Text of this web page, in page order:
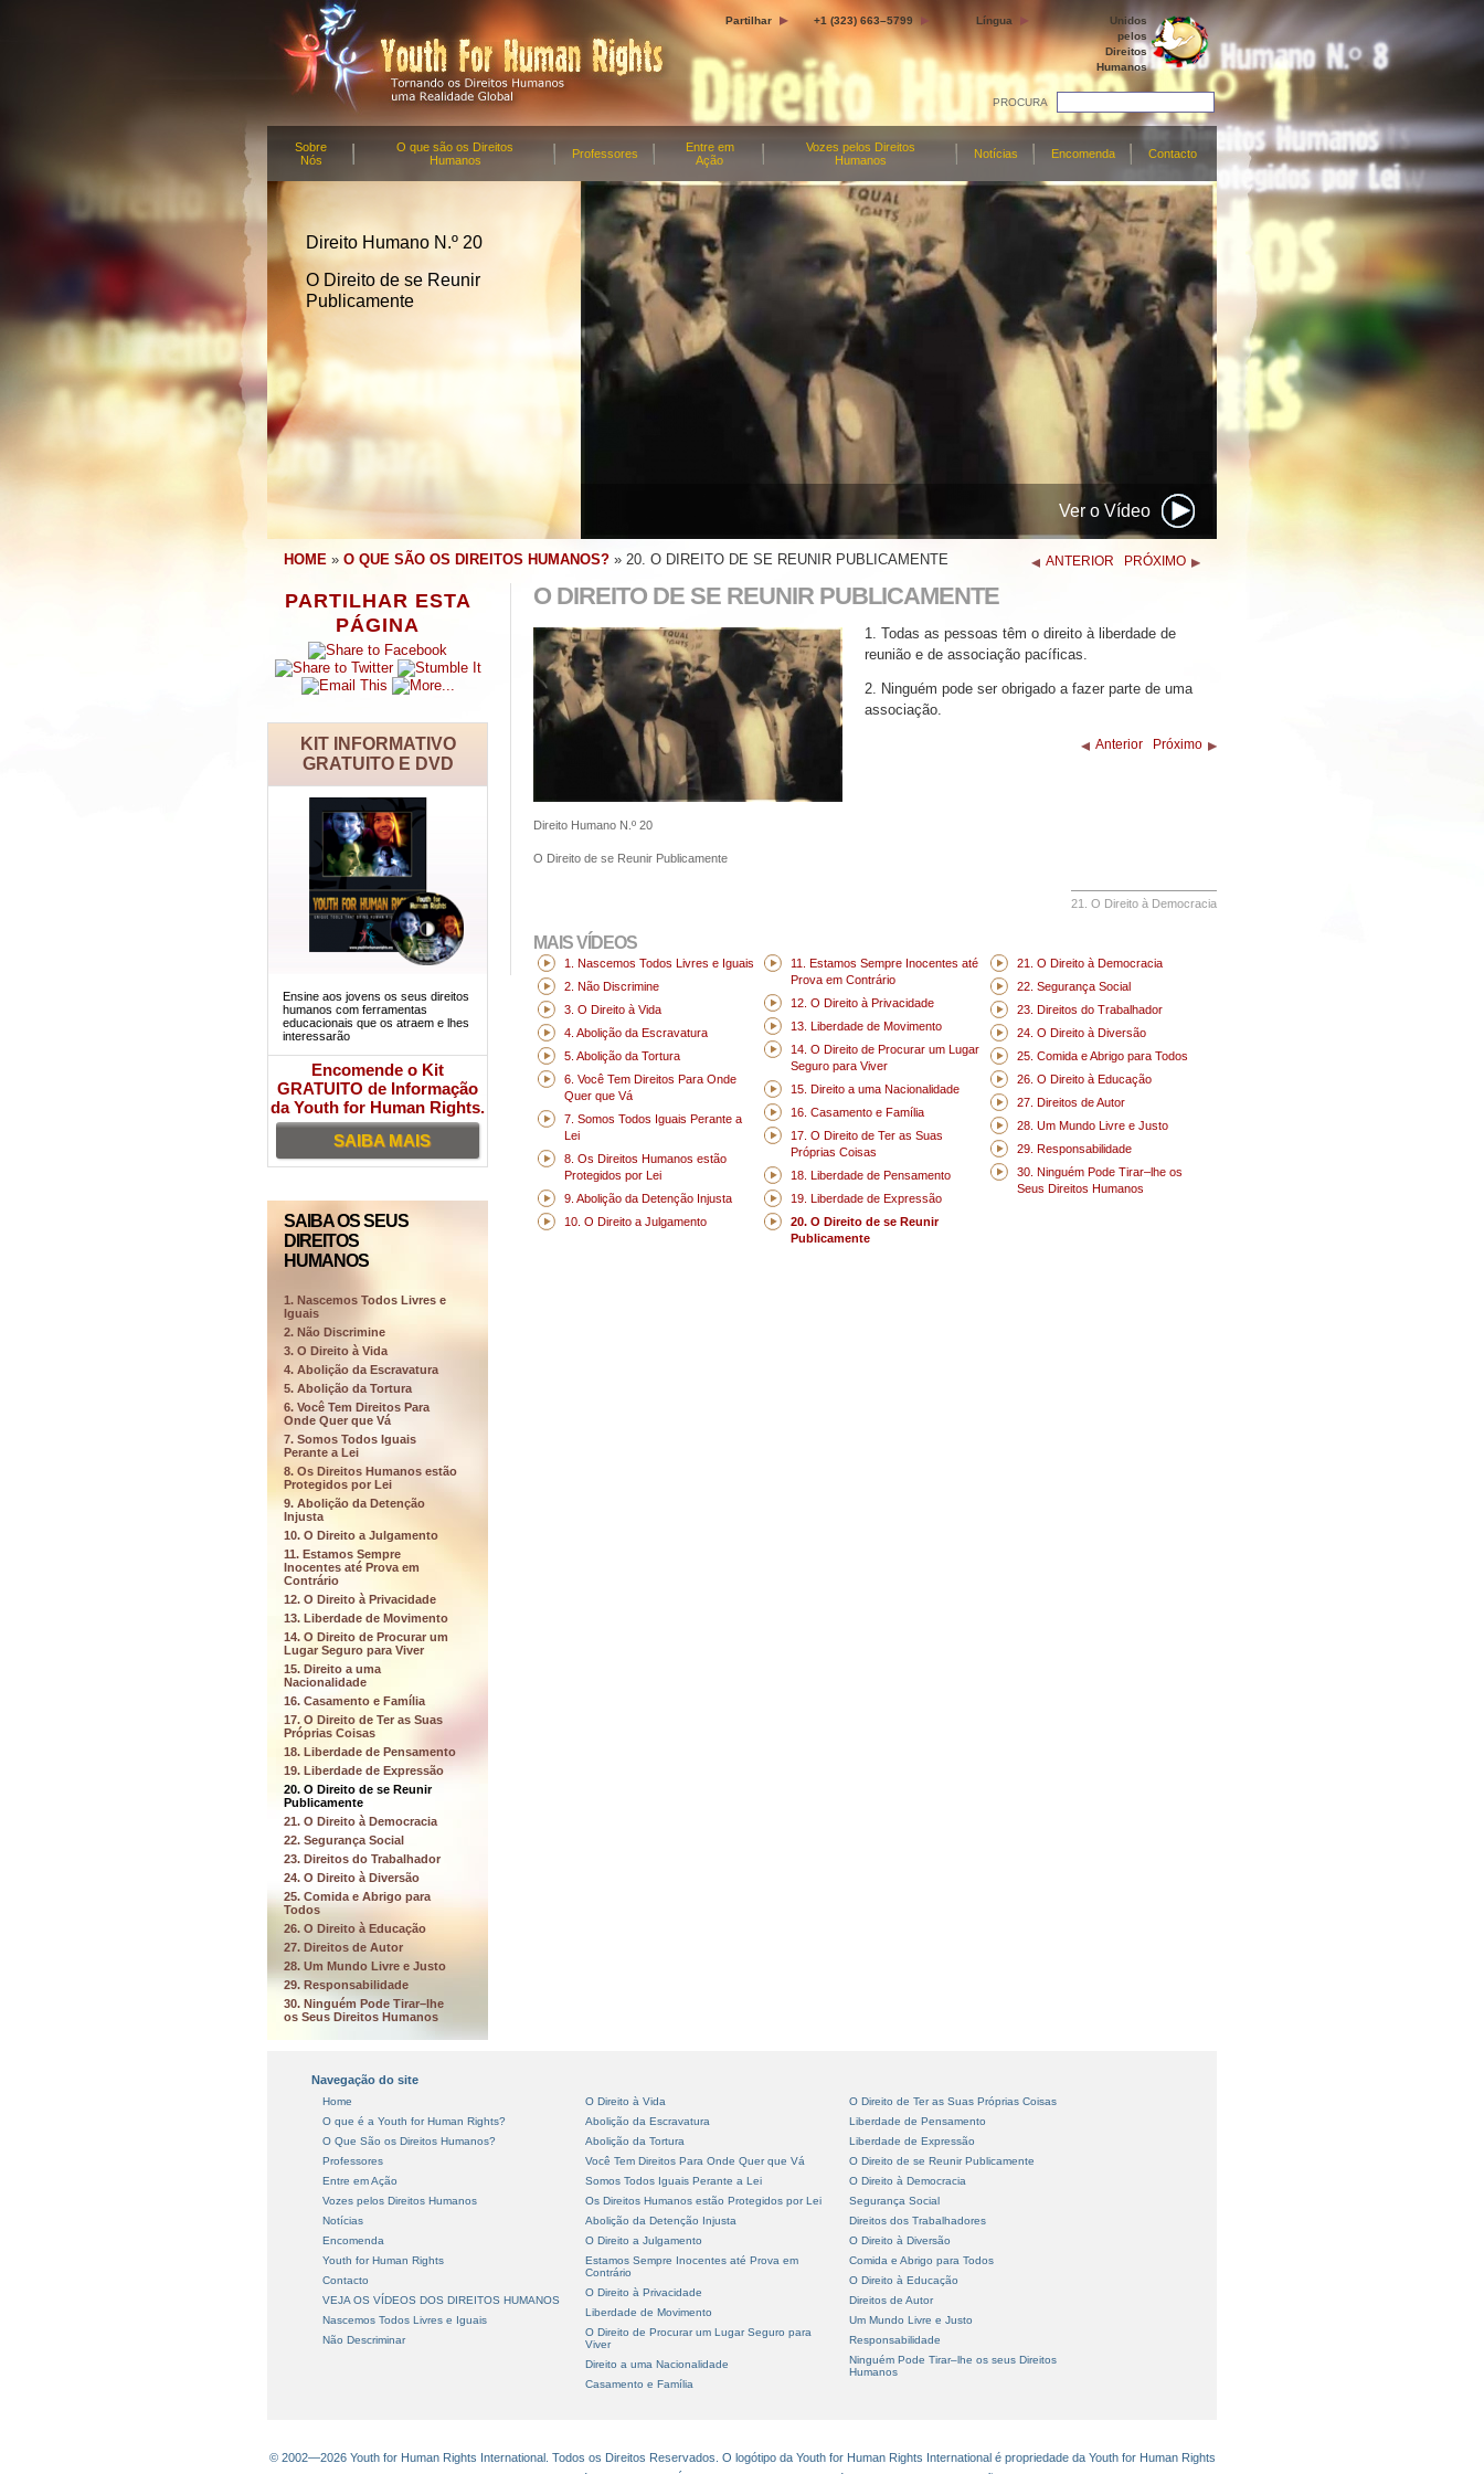
Partilhar +1 (323) 663–5799 Língua
Unidos
pelos
Direitos
Humanos
PROCURA
Sobre
Nós
O que são os Direitos
Humanos
Professores
Entre em
Ação
Vozes pelos Direitos
Humanos
Notícias Encomenda Contacto
Direito Humano N.º 20
O Direito de se Reunir
Publicamente
Ver o Vídeo
HOME » O QUE SÃO OS DIREITOS HUMANOS? » 20. O DIREITO DE SE REUNIR PUBLICAMENTE ANTERIOR PRÓXIMO
PARTILHAR ESTA
PÁGINA
KIT INFORMATIVO
GRATUITO E DVD
Ensine aos jovens os seus direitos
humanos com ferramentas
educacionais que os atraem e lhes
interessarão
Encomende o Kit
GRATUITO de Informação
da Youth for Human Rights.
SAIBA MAIS
SAIBA OS SEUS
DIREITOS
HUMANOS
1. Nascemos Todos Livres e
Iguais
2. Não Discrimine
3. O Direito à Vida
4. Abolição da Escravatura
5. Abolição da Tortura
6. Você Tem Direitos Para
Onde Quer que Vá
7. Somos Todos Iguais
Perante a Lei
8. Os Direitos Humanos estão
Protegidos por Lei
9. Abolição da Detenção
Injusta
10. O Direito a Julgamento
11. Estamos Sempre
Inocentes até Prova em
Contrário
12. O Direito à Privacidade
13. Liberdade de Movimento
14. O Direito de Procurar um
Lugar Seguro para Viver
15. Direito a uma
Nacionalidade
16. Casamento e Família
17. O Direito de Ter as Suas
Próprias Coisas
18. Liberdade de Pensamento
19. Liberdade de Expressão
20. O Direito de se Reunir
Publicamente
21. O Direito à Democracia
22. Segurança Social
23. Direitos do Trabalhador
24. O Direito à Diversão
25. Comida e Abrigo para
Todos
26. O Direito à Educação
27. Direitos de Autor
28. Um Mundo Livre e Justo
29. Responsabilidade
30. Ninguém Pode Tirar–lhe
os Seus Direitos Humanos
O DIREITO DE SE REUNIR PUBLICAMENTE
Direito Humano N.º 20
O Direito de se Reunir Publicamente
1. Todas as pessoas têm o direito à liberdade de
reunião e de associação pacíficas.
2. Ninguém pode ser obrigado a fazer parte de uma
associação.
Anterior Próximo
21. O Direito à Democracia
MAIS VÍDEOS
1. Nascemos Todos Livres e Iguais
2. Não Discrimine
3. O Direito à Vida
4. Abolição da Escravatura
5. Abolição da Tortura
6. Você Tem Direitos Para Onde
Quer que Vá
7. Somos Todos Iguais Perante a
Lei
8. Os Direitos Humanos estão
Protegidos por Lei
9. Abolição da Detenção Injusta
10. O Direito a Julgamento
11. Estamos Sempre Inocentes até
Prova em Contrário
12. O Direito à Privacidade
13. Liberdade de Movimento
14. O Direito de Procurar um Lugar
Seguro para Viver
15. Direito a uma Nacionalidade
16. Casamento e Família
17. O Direito de Ter as Suas
Próprias Coisas
18. Liberdade de Pensamento
19. Liberdade de Expressão
20. O Direito de se Reunir
Publicamente
21. O Direito à Democracia
22. Segurança Social
23. Direitos do Trabalhador
24. O Direito à Diversão
25. Comida e Abrigo para Todos
26. O Direito à Educação
27. Direitos de Autor
28. Um Mundo Livre e Justo
29. Responsabilidade
30. Ninguém Pode Tirar–lhe os
Seus Direitos Humanos
Navegação do site
Home
O que é a Youth for Human Rights?
O Que São os Direitos Humanos?
Professores
Entre em Ação
Vozes pelos Direitos Humanos
Notícias
Encomenda
Youth for Human Rights
Contacto
VEJA OS VÍDEOS DOS DIREITOS HUMANOS
Nascemos Todos Livres e Iguais
Não Descriminar
O Direito à Vida
Abolição da Escravatura
Abolição da Tortura
Você Tem Direitos Para Onde Quer que Vá
Somos Todos Iguais Perante a Lei
Os Direitos Humanos estão Protegidos por Lei
Abolição da Detenção Injusta
O Direito a Julgamento
Estamos Sempre Inocentes até Prova em
Contrário
O Direito à Privacidade
Liberdade de Movimento
O Direito de Procurar um Lugar Seguro para
Viver
Direito a uma Nacionalidade
Casamento e Família
O Direito de Ter as Suas Próprias Coisas
Liberdade de Pensamento
Liberdade de Expressão
O Direito de se Reunir Publicamente
O Direito à Democracia
Segurança Social
Direitos dos Trabalhadores
O Direito à Diversão
Comida e Abrigo para Todos
O Direito à Educação
Direitos de Autor
Um Mundo Livre e Justo
Responsabilidade
Ninguém Pode Tirar–lhe os seus Direitos
Humanos
© 2002—2026 Youth for Human Rights International. Todos os Direitos Reservados. O logótipo da Youth for Human Rights International é propriedade da Youth for Human Rights